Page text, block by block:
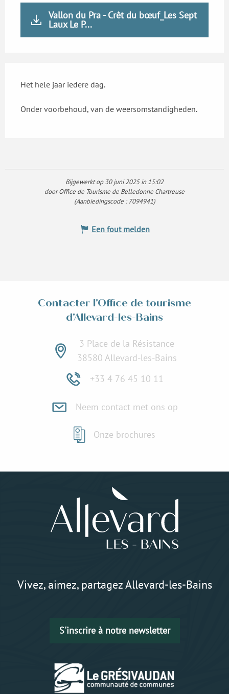
Vallon du Pra - Crêt du bœuf_Les Sept
Laux Le P...
Het hele jaar iedere dag.
Onder voorbehoud, van de weersomstandigheden.
Bijgewerkt op 30 juni 2025 in 15:02
door Office de Tourisme de Belledonne Chartreuse
(Aanbiedingscode :7094941)
Een fout melden
Contacter l'Office de tourisme
d'Allevard-les-Bains
3 Place de la Résistance
38580 Allevard-les-Bains
+33 4 76 45 10 11
Neem contact met ons op
Onze brochures
Vivez, aimez, partagez Allevard-les-Bains
S'inscrire à notre newsletter